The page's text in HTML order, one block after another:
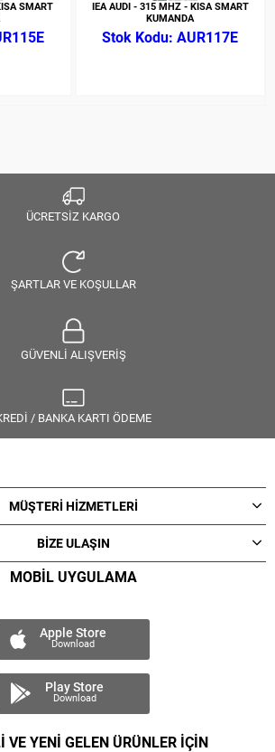
SMART
IEA AUDI - 315 MHZ - KISA SMART
KUMANDA
AUR117E
ÜCRETSİZ KARGO
ŞARTLAR VE KOŞULLAR
GÜVENLİ ALIŞVERİŞ
/ BANKA KARTI ÖDEME
MÜŞTERİ HİZMETLERİ
BİZE ULAŞIN
MOBİL UYGULAMA
Apple Store
Download
Play Store
Download
VE YENİ GELEN ÜRÜNLER İÇİN